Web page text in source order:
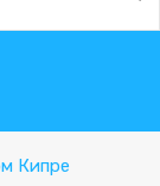
Кипре